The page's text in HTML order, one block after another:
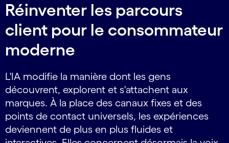
Réinventer les parcours
client pour le consommateur
moderne
L'IA modifie la manière dont les gens
découvrent, explorent et s'attachent aux
marques. À la place des canaux fixes et des
points de contact universels, les expériences
deviennent de plus en plus fluides et